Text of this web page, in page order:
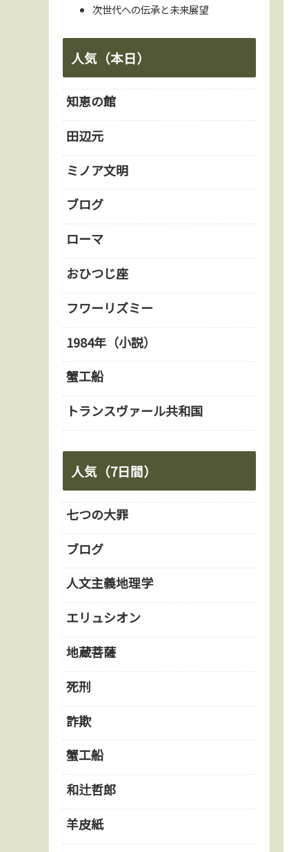
次世代への伝承と未来展望
人気（本日）
知恵の館
田辺元
ミノア文明
ブログ
ローマ
おひつじ座
フワーリズミー
1984年（小説）
蟹工船
トランスヴァール共和国
人気（7日間）
七つの大罪
ブログ
人文主義地理学
エリュシオン
地蔵菩薩
死刑
詐欺
蟹工船
和辻哲郎
羊皮紙